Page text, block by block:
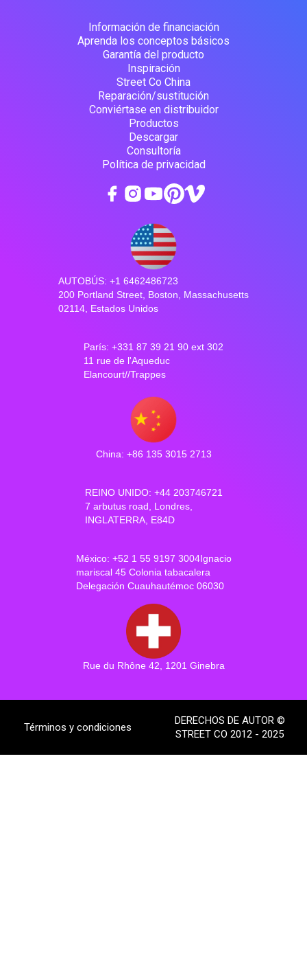
Información de financiación
Aprenda los conceptos básicos
Garantía del producto
Inspiración
Street Co China
Reparación/sustitución
Conviértase en distribuidor
Productos
Descargar
Consultoría
Política de privacidad
AUTOBÚS: +1 6462486723
200 Portland Street, Boston, Massachusetts
02114, Estados Unidos
París: +331 87 39 21 90 ext 302
11 rue de l'Aqueduc
Elancourt//Trappes
China: +86 135 3015 2713
REINO UNIDO: +44 203746721
7 arbutus road, Londres,
INGLATERRA, E84D
México: +52 1 55 9197 3004Ignacio
mariscal 45 Colonia tabacalera
Delegación Cuauhautémoc 06030
Rue du Rhône 42, 1201 Ginebra
Términos y condiciones
DERECHOS DE AUTOR ©
STREET CO 2012 - 2025